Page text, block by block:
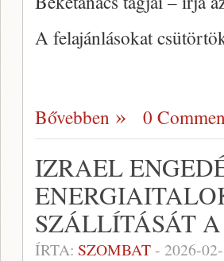
A felajánlásokat
Bővebben 0
IZRAEL
SZÁLLÍTÁSÁT
ÍRTA: SZOMBAT- 2026-